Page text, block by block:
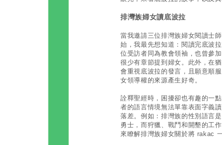
排灣族婦女讀底波拉
當我邀請三位排灣族婦女閱讀士
始，我最先想知道：閱讀完底波
位受訪者同為教會領袖，也曾參
很少有章節提到婦女。此外，在
會重視底波拉的發言，且願意順
女領導權的來源產生好奇。
詮釋聖經時，困擾卻也有趣的一
者的語言情境無法單靠表面字義
落差。例如：排灣族的性別語言
勇士，而狩獵、戰鬥和開墾的工
來瞭解排灣族婦女關於將 rakac